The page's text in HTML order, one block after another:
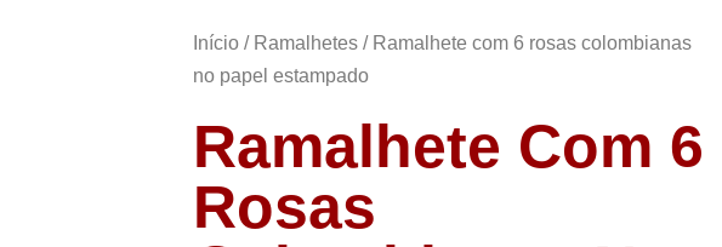
Início / Ramalhetes / Ramalhete com 6 rosas colombianas
no papel estampado
Ramalhete Com 6
Rosas